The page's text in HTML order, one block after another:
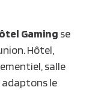
Gaming se
Hôtel,
salle
adaptons le